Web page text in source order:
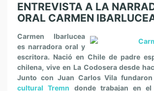
ENTREVISTA A LA
ORAL CARMEN
Carmen Ibarlucea
es narradora oral y
escritora. Nació en Chile de padre
chilena, vive en La Codosera desde
Junto con Juan Carlos Vila
cultural Tremn donde trabajan en